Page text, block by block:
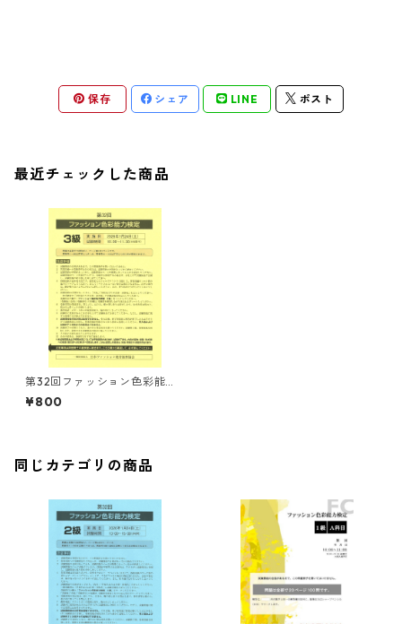
保存 シェア LINE ポスト
最近チェックした商品
第32回ファッション色彩能力
検定３級 試験問題
¥800
同じカテゴリの商品